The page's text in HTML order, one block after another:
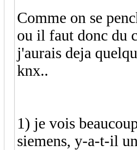
Comme on se
ou il faut donc du
j'aurais deja
knx..
1) je vois
siemens, y-a-t-il